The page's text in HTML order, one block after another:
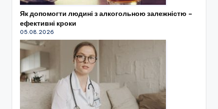
Як допомогти людині з алкогольною залежністю –
ефективні кроки
05.08.2026